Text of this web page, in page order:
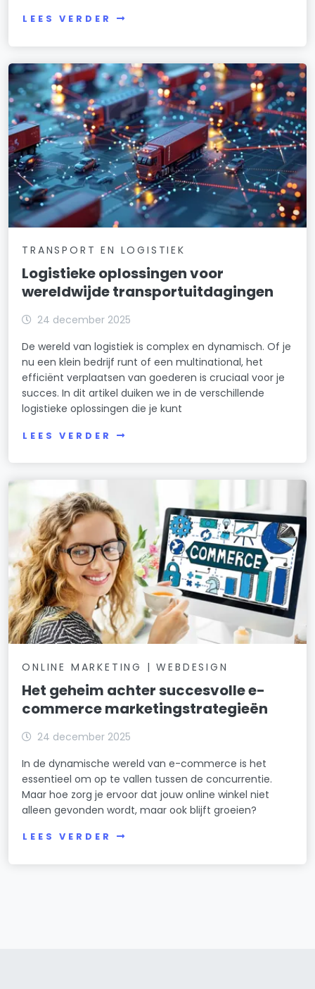
LEES VERDER
TRANSPORT EN LOGISTIEK
Logistieke oplossingen voor
wereldwijde transportuitdagingen
24 december 2025
De wereld van logistiek is complex en dynamisch. Of je
nu een klein bedrijf runt of een multinational, het
efficiënt verplaatsen van goederen is cruciaal voor je
succes. In dit artikel duiken we in de verschillende
logistieke oplossingen die je kunt
LEES VERDER
ONLINE MARKETING | WEBDESIGN
Het geheim achter succesvolle e-
commerce marketingstrategieën
24 december 2025
In de dynamische wereld van e-commerce is het
essentieel om op te vallen tussen de concurrentie.
Maar hoe zorg je ervoor dat jouw online winkel niet
alleen gevonden wordt, maar ook blijft groeien?
LEES VERDER